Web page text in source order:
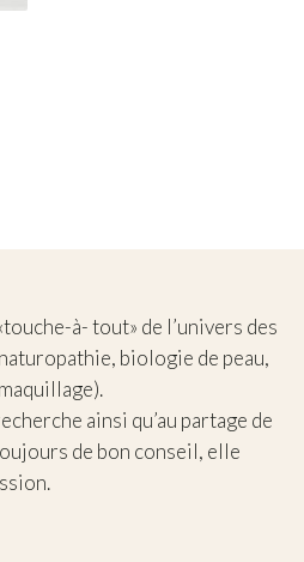
à- tout» de l’univers des
biologie de peau,
ainsi qu’au partage de
de bon conseil, elle